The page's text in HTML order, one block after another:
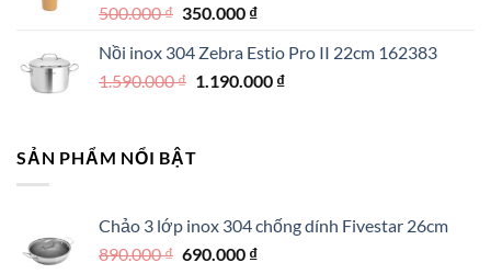
500.000₫ Giá
là:
500.000 ₫.
350.000 ₫Giá
tại
là:
Nồi inox 304 Zebra Estio Pro II 22cm 162383
1.590.000₫ Giá
1.590.000 ₫.
1.190.000 ₫Giá
SẢN PHẨM NỔI BẬT
Chảo 3 lớp inox 304 chống dính Fivestar 26cm
890.000₫ Giá
690.000 ₫Giá